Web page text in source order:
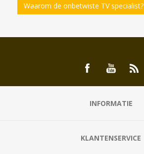
Waarom de onbetwiste TV specialist?
INFORMATIE
KLANTENSERVICE